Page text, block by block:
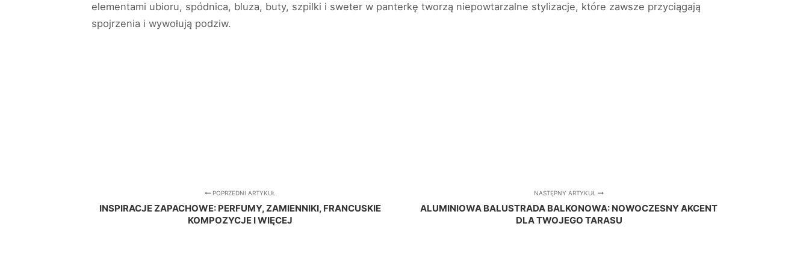
elementami ubioru, spódnica, bluza, buty, szpilki i sweter w panterkę tworzą niepowtarzalne stylizacje, które zawsze przyciągają
spojrzenia i wywołują podziw.
POPRZEDNI ARTYKUŁ
INSPIRACJE ZAPACHOWE: PERFUMY, ZAMIENNIKI, FRANCUSKIE
KOMPOZYCJE I WIĘCEJ
NASTĘPNY ARTYKUŁ
ALUMINIOWA BALUSTRADA BALKONOWA: NOWOCZESNY AKCENT
DLA TWOJEGO TARASU